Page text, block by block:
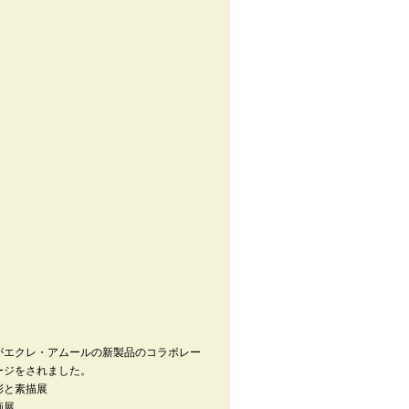
クレ・アムールの新製品のコラボレー
をされました。
素描展